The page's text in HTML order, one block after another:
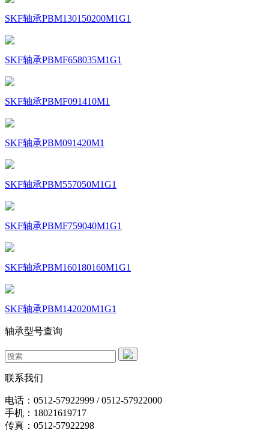
SKF轴承PBM130150200M1G1
SKF轴承PBMF658035M1G1
SKF轴承PBMF091410M1
SKF轴承PBM091420M1
SKF轴承PBM557050M1G1
SKF轴承PBMF759040M1G1
SKF轴承PBM160180160M1G1
SKF轴承PBM142020M1G1
轴承型号查询
联系我们
电话：0512-57922999 / 0512-57922000
手机：18021619717
传真：0512-57922298